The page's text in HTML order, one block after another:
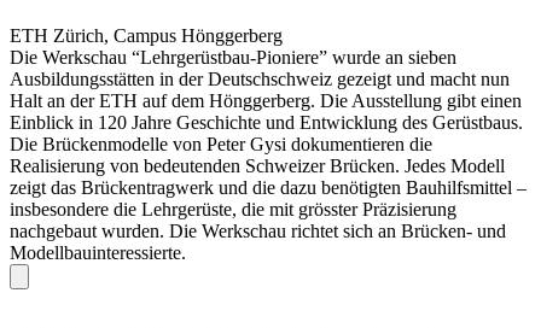
ETH Zürich, Campus Hönggerberg
Die Werkschau “Lehrgerüstbau-Pioniere” wurde an sieben
Ausbildungsstätten in der Deutschschweiz gezeigt und macht nun
Halt an der ETH auf dem Hönggerberg. Die Ausstellung gibt einen
Einblick in 120 Jahre Geschichte und Entwicklung des Gerüstbaus.
Die Brückenmodelle von Peter Gysi dokumentieren die
Realisierung von bedeutenden Schweizer Brücken. Jedes Modell
zeigt das Brückentragwerk und die dazu benötigten Bauhilfsmittel –
insbesondere die Lehrgerüste, die mit grösster Präzisierung
nachgebaut wurden. Die Werkschau richtet sich an Brücken- und
Modellbauinteressierte.